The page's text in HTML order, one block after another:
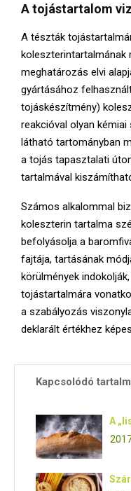
A tojástartalom
A tészták
koleszterintartalmának
meghatározás elvi
gyártásához
tojáskészítmény)
reakcióval olyan
látható tartományban
a tojás tapasztalati
tartalmával
Számos alkalommal
koleszterin tartalma
befolyásolja a
fajtája, tartásának
körülmények
tojástartalmára
a szabályozás
deklarált értékhez
Kapcsolódó
A